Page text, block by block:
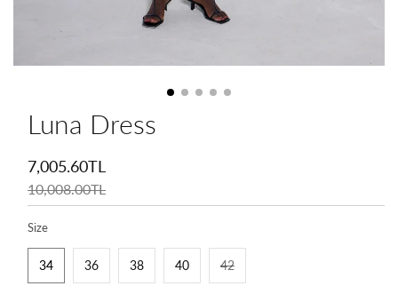
Luna Dress
7,005.60TL
Normal
10,008.00TL
Size
34 36 38 40 42Varyasyon
tükendi